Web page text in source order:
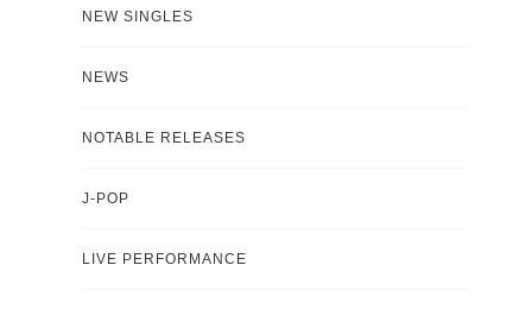
NEW SINGLES
NEWS
NOTABLE RELEASES
J-POP
LIVE PERFORMANCE